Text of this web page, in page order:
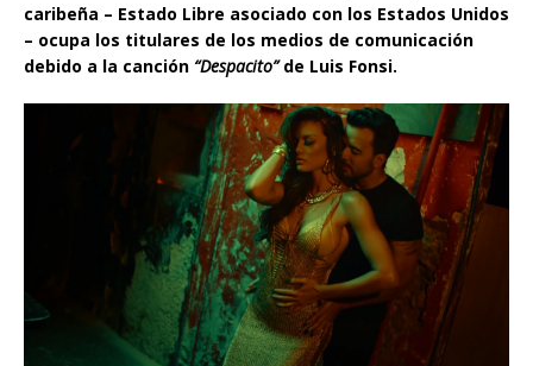
caribeña – Estado Libre asociado con los Estados Unidos
– ocupa los titulares de los medios de comunicación
debido a la canción “Despacito”de Luis Fonsi.